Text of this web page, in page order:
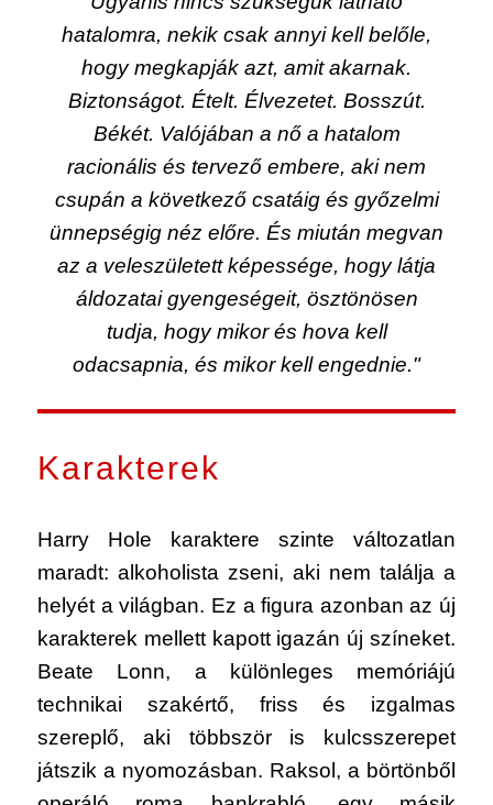
hatalomra, nekik csak annyi kell belőle,
hogy megkapják azt, amit akarnak.
Biztonságot. Ételt. Élvezetet. Bosszút.
Békét. Valójában a nő a hatalom
racionális és tervező embere, aki nem
csupán a következő csatáig és győzelmi
ünnepségig néz előre. És miután megvan
az a veleszületett képessége, hogy látja
áldozatai gyengeségeit, ösztönösen
tudja, hogy mikor és hova kell
odacsapnia, és mikor kell engednie."
Karakterek
Harry Hole karaktere szinte változatlan
maradt: alkoholista zseni, aki nem találja a
helyét a világban. Ez a figura azonban az új
karakterek mellett kapott igazán új színeket.
Beate Lonn, a különleges memóriájú
technikai szakértő, friss és izgalmas
szereplő, aki többször is kulcsszerepet
játszik a nyomozásban. Raksol, a börtönből